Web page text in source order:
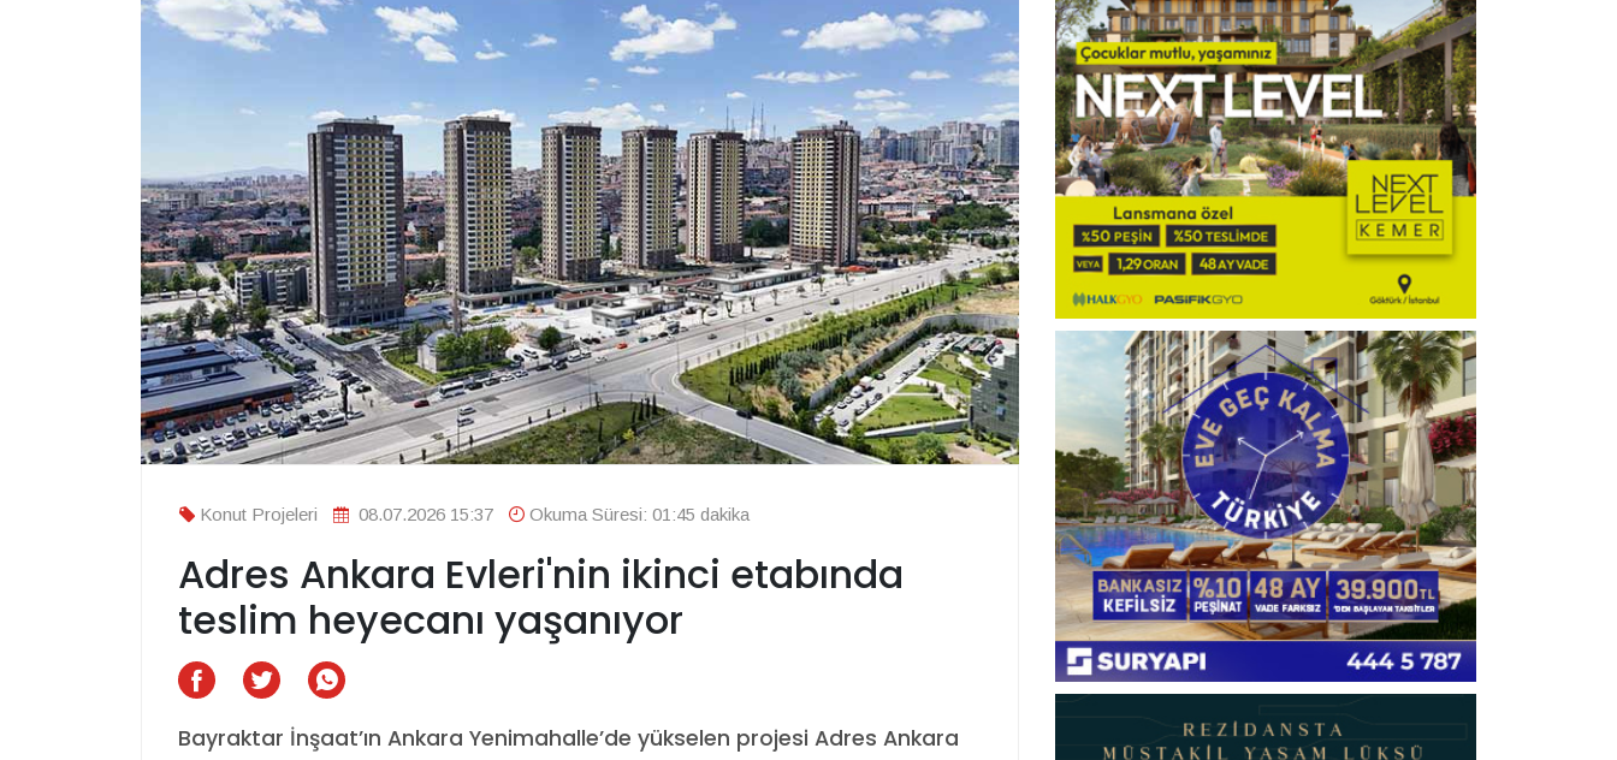
Konut Projeleri 08.07.2026 15:37 Okuma Süresi: 01:45 dakika
Adres Ankara Evleri'nin ikinci etabında
teslim heyecanı yaşanıyor
Bayraktar İnşaat’ın Ankara Yenimahalle’de yükselen projesi Adres Ankara